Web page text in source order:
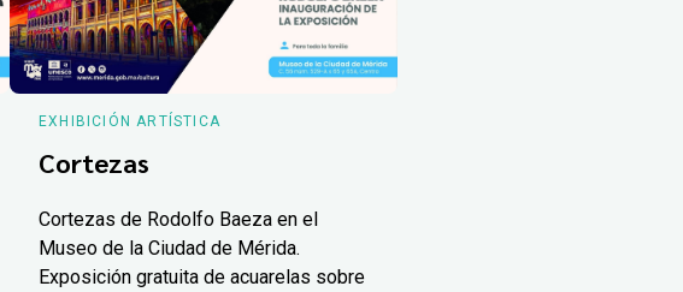
EXHIBICIÓN ARTÍSTICA
Cortezas
Cortezas de Rodolfo Baeza en el
Museo de la Ciudad de Mérida.
Exposición gratuita de acuarelas sobre